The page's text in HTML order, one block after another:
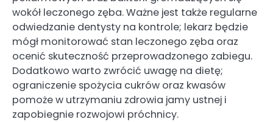
wokół leczonego zęba. Ważne jest także regularne
odwiedzanie dentysty na kontrole; lekarz będzie
mógł monitorować stan leczonego zęba oraz
ocenić skuteczność przeprowadzonego zabiegu.
Dodatkowo warto zwrócić uwagę na dietę;
ograniczenie spożycia cukrów oraz kwasów
pomoże w utrzymaniu zdrowia jamy ustnej i
zapobiegnie rozwojowi próchnicy.